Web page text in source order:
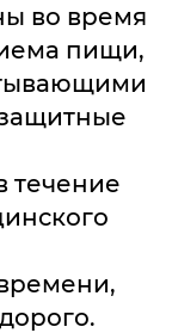
во время
пищи,
течение